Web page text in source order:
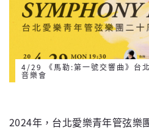
4/29 《馬勒:第一號交響曲》台
音樂會
2024年，台北愛樂青年管弦樂